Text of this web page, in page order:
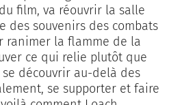
film, va réouvrir la salle
des souvenirs des combats
ranimer la flamme de la
ce qui relie plutôt que
se découvrir au-delà des
se supporter et faire